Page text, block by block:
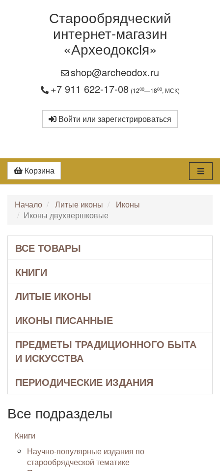
Старообрядческий
интернет-магазин
«Археодоксiя»
shop@archeodox.ru
+7 911 622-17-08 (1200—1800, МСК)
Войти или зарегистрироваться
Корзина
Начало Литые иконы
Иконы
Иконы двухвершковые
ВСЕ ТОВАРЫ
КНИГИ
ЛИТЫЕ ИКОНЫ
ИКОНЫ ПИСАННЫЕ
ПРЕДМЕТЫ ТРАДИЦИОННОГО БЫТА
И ИСКУССТВА
ПЕРИОДИЧЕСКИЕ ИЗДАНИЯ
Все подразделы
Книги
Научно-популярные издания по
старообрядческой тематике